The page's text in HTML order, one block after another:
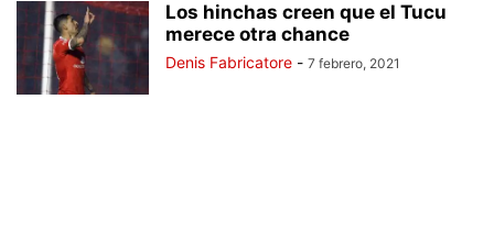
Los hinchas creen que el Tucu
merece otra chance
Denis Fabricatore - 7 febrero, 2021